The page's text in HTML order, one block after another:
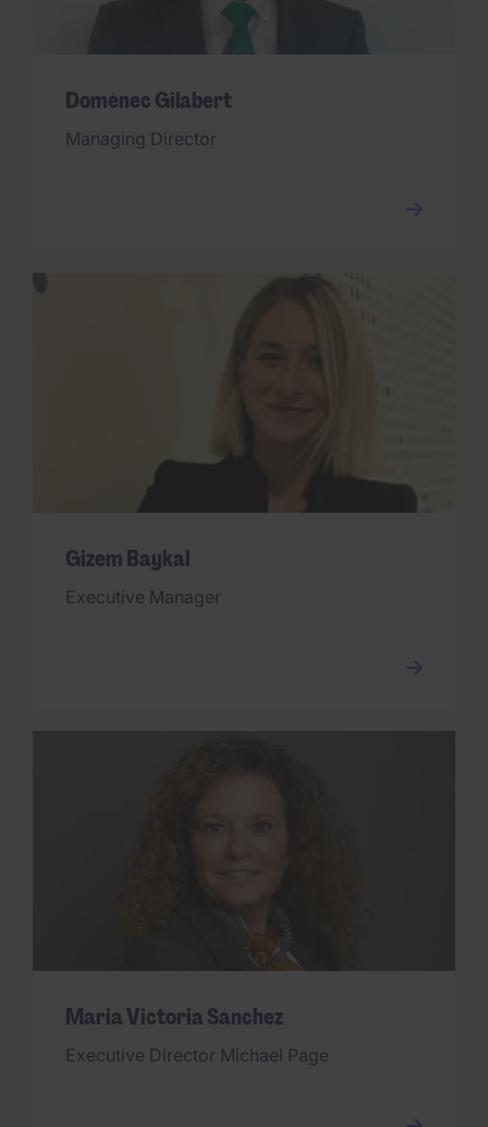
Domènec Gilabert
Managing Director
Gizem Baykal
Executive Manager
Maria Victoria Sánchez
Executive Director Michael Page